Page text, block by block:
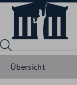
Übersicht